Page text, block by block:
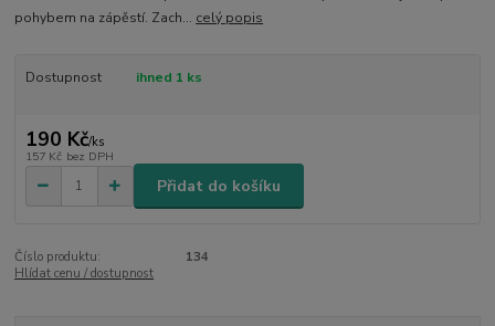
pohybem na zápěstí. Zach... celý popis
Dostupnost ihned 1 ks
190 Kč/ks
157 Kč bez DPH
Přidat do košíku
Číslo produktu:
134
Hlídat cenu / dostupnost